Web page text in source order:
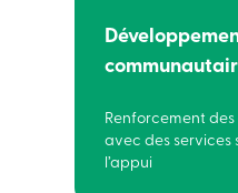
Renforcement
avec des services
l’appui